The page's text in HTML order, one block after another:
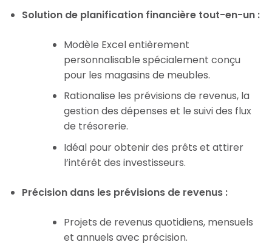
Solution de planification financière tout-en-un :
Modèle Excel entièrement
personnalisable spécialement conçu
pour les magasins de meubles.
Rationalise les prévisions de revenus, la
gestion des dépenses et le suivi des flux
de trésorerie.
Idéal pour obtenir des prêts et attirer
l’intérêt des investisseurs.
Précision dans les prévisions de revenus :
Projets de revenus quotidiens, mensuels
et annuels avec précision.